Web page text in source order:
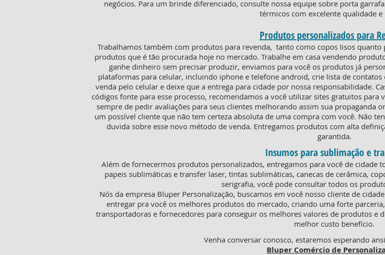
negócios. Para um brinde diferenciado, consulte nossa equipe sobre porta
térmicos com excelente qualidade e
Produtos personalizados para
Trabalhamos também com produtos para revenda, tanto como copos lisos quanto
produtos que é tão procurada hoje no mercado. Trabalhe em casa vendendo
ganhe dinheiro sem precisar produzir, enviamos para você os produtos já
plataformas para celular, incluindo iphone e telefone android, crie lista de
venda pelo celular e deixe que a entrega para cidade por nossa responsabilidade.
códigos fonte para esse processo, recomendamos a você utilizar sites gratuitos
sempre de pedir avaliações para seus clientes melhorando assim sua propaganda
um possível cliente que não tem certeza absoluta de uma compra com você. Não
duvida sobre esse novo método de venda. Entregamos produtos com alta
garantida.
Insumos para sublimação e
Além de fornecermos produtos personalizados, entregamos para você de cidade
papeis sublimáticas e transfer laser, tintas sublimáticas, canecas de cerâmica,
serigrafia, você pode consultar todos os
Nós da empresa Bluper Personalização, buscamos em você nosso cliente de
entregar pra você os melhores produtos do mercado, criando uma forte
transportadoras e fornecedores para conseguir os melhores valores de produtos e
melhor custo benefício.
Venha conversar conosco, estaremos esperando
Bluper Comércio de